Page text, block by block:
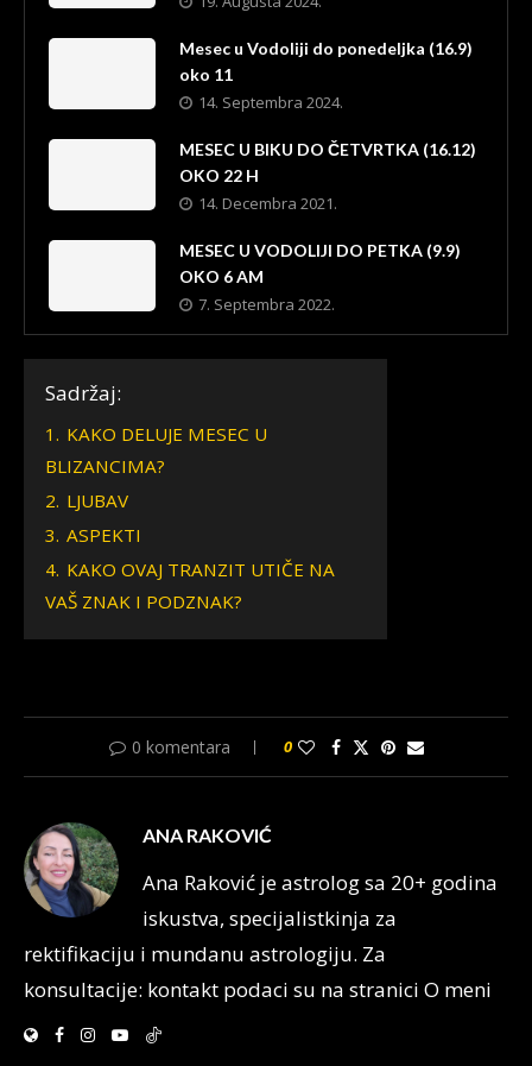
Mesec u Vodoliji do ponedeljka (16.9)
oko 11
14. Septembra 2024.
MESEC U BIKU DO ČETVRTKA (16.12)
OKO 22 H
14. Decembra 2021.
MESEC U VODOLIJI DO PETKA (9.9)
OKO 6 AM
7. Septembra 2022.
Sadržaj:
1. KAKO DELUJE MESEC U
BLIZANCIMA?
2. LJUBAV
3. ASPEKTI
4. KAKO OVAJ TRANZIT UTIČE NA
VAŠ ZNAK I PODZNAK?
0 komentara 0
ANA RAKOVIĆ
Ana Raković je astrolog sa 20+ godina
iskustva, specijalistkinja za
rektifikaciju i mundanu astrologiju. Za
konsultacije: kontakt podaci su na stranici O meni